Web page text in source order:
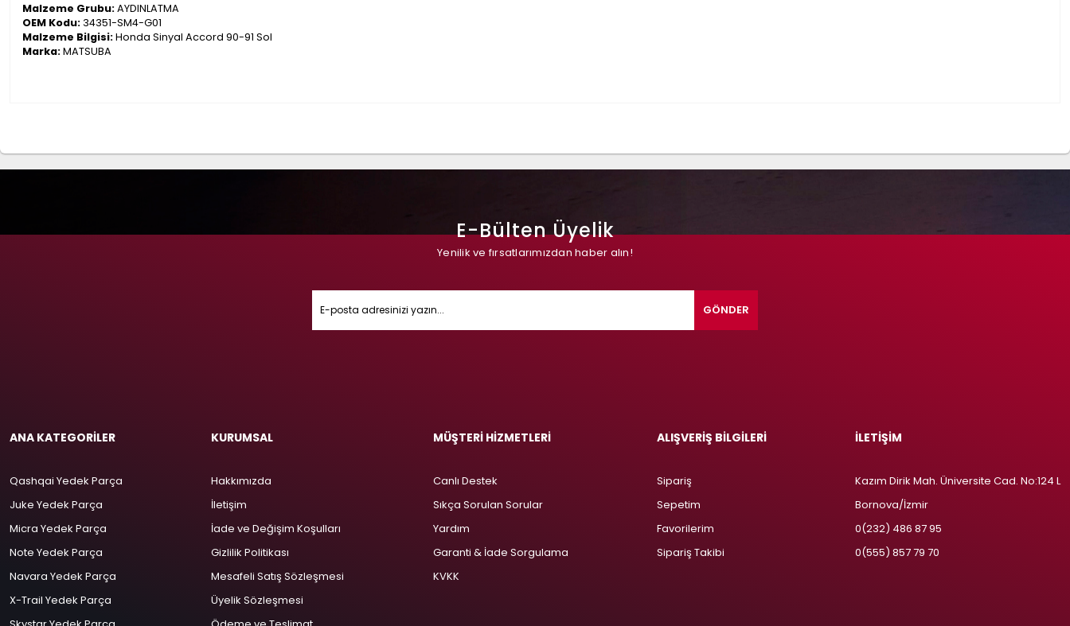
Malzeme Grubu:AYDINLATMA
OEM Kodu: 34351-SM4-G01
Malzeme Bilgisi:Honda Sinyal Accord 90-91 Sol
Marka:MATSUBA
E-Bülten Üyelik
Yenilik ve fırsatlarımızdan haber alın!
GÖNDER
ANA KATEGORİLER
Qashqai Yedek Parça
Juke Yedek Parça
Micra Yedek Parça
Note Yedek Parça
Navara Yedek Parça
X-Trail Yedek Parça
KURUMSAL
Hakkımızda
İletişim
İade ve Değişim Koşulları
Gizlilik Politikası
Mesafeli Satış Sözleşmesi
Üyelik Sözleşmesi
MÜŞTERİ HİZMETLERİ
Canlı Destek
Sıkça Sorulan Sorular
Yardım
Garanti & İade Sorgulama
KVKK
ALIŞVERİŞ BİLGİLERİ
Sipariş
Sepetim
Favorilerim
Sipariş Takibi
İLETİŞİM
Kazım Dirik Mah. Üniversite Cad. No:124 L
Bornova/İzmir
0(232) 486 87 95
0(555) 857 79 70